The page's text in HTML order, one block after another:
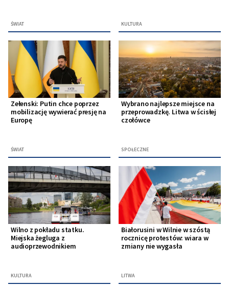
ŚWIAT KULTURA
Zełenski: Putin chce poprzez
mobilizację wywierać presję na
Europę
ŚWIAT
Wybrano najlepsze miejsce na
przeprowadzkę. Litwa w ścisłej
czołówce
SPOŁECZNE
Wilno z pokładu statku.
Miejska żegluga z
audioprzewodnikiem
KULTURA
Białorusini w Wilnie w szóstą
rocznicę protestów: wiara w
zmiany nie wygasła
LITWA